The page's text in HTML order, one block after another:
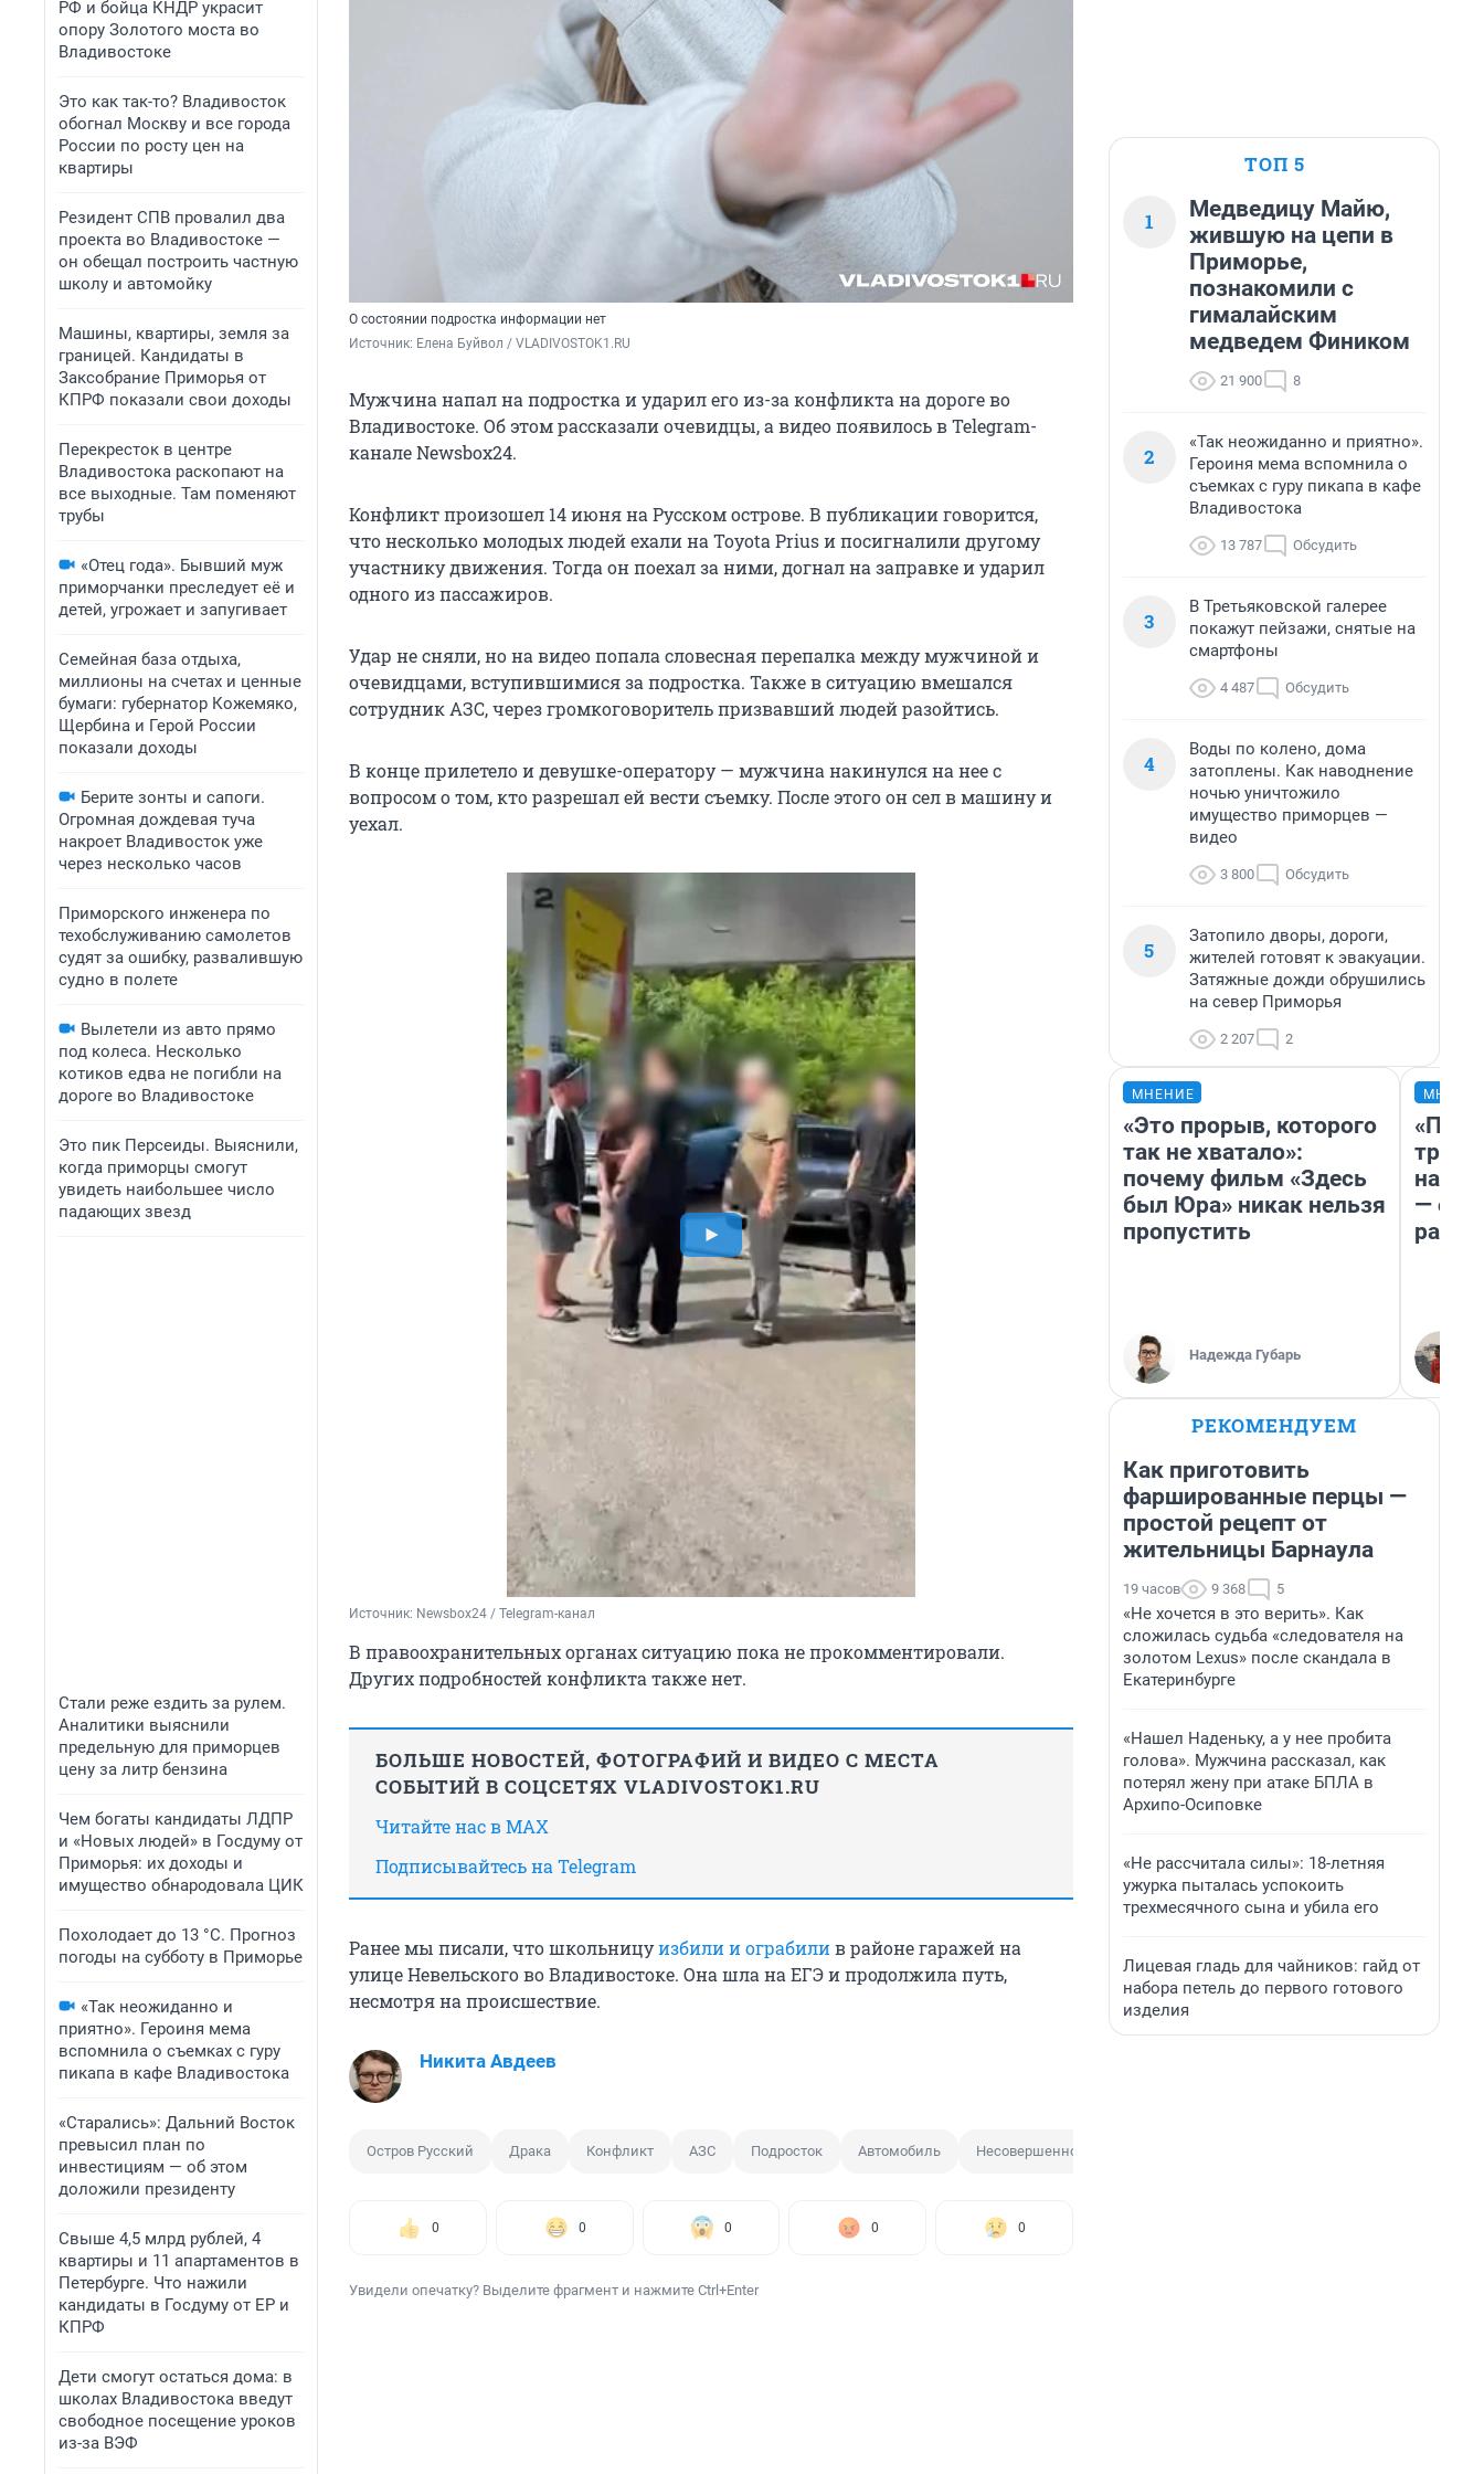
РФ и бойца КНДР украсит
опору Золотого моста во
Владивостоке
Это как так-то? Владивосток
обогнал Москву и все города
России по росту цен на
квартиры
Резидент СПВ провалил два
проекта во Владивостоке —
он обещал построить частную
школу и автомойку
Машины, квартиры, земля за
границей. Кандидаты в
Заксобрание Приморья от
КПРФ показали свои доходы
Перекресток в центре
Владивостока раскопают на
все выходные. Там поменяют
трубы
«Отец года». Бывший муж
приморчанки преследует её и
детей, угрожает и запугивает
Семейная база отдыха,
миллионы на счетах и ценные
бумаги: губернатор Кожемяко,
Щербина и Герой России
показали доходы
Берите зонты и сапоги.
Огромная дождевая туча
накроет Владивосток уже
через несколько часов
Приморского инженера по
техобслуживанию самолетов
судят за ошибку, развалившую
судно в полете
Вылетели из авто прямо
под колеса. Несколько
котиков едва не погибли на
дороге во Владивостоке
Это пик Персеиды. Выяснили,
когда приморцы смогут
увидеть наибольшее число
падающих звезд
Стали реже ездить за рулем.
Аналитики выяснили
предельную для приморцев
цену за литр бензина
Чем богаты кандидаты ЛДПР
и «Новых людей» в Госдуму от
Приморья: их доходы и
имущество обнародовала ЦИК
Похолодает до 13 °C. Прогноз
погоды на субботу в Приморье
«Так неожиданно и
приятно». Героиня мема
вспомнила о съемках с гуру
пикапа в кафе Владивостока
«Старались»: Дальний Восток
превысил план по
инвестициям — об этом
доложили президенту
Свыше 4,5 млрд рублей, 4
квартиры и 11 апартаментов в
Петербурге. Что нажили
кандидаты в Госдуму от ЕР и
КПРФ
Дети смогут остаться дома: в
школах Владивостока введут
свободное посещение уроков
из-за ВЭФ
О состоянии подростка информации нет
Источник: Елена Буйвол / VLADIVOSTOK1.RU
Мужчина напал на подростка и ударил его из-за конфликта на дороге во
Владивостоке. Об этом рассказали очевидцы, а видео появилось в Telegram-
канале Newsbox24.
Конфликт произошел 14 июня на Русском острове. В публикации говорится,
что несколько молодых людей ехали на Toyota Prius и посигналили другому
участнику движения. Тогда он поехал за ними, догнал на заправке и ударил
одного из пассажиров.
Удар не сняли, но на видео попала словесная перепалка между мужчиной и
очевидцами, вступившимися за подростка. Также в ситуацию вмешался
сотрудник АЗС, через громкоговоритель призвавший людей разойтись.
В конце прилетело и девушке-оператору — мужчина накинулся на нее с
вопросом о том, кто разрешал ей вести съемку. После этого он сел в машину и
уехал.
Источник: Newsbox24 / Telegram-канал
В правоохранительных органах ситуацию пока не прокомментировали.
Других подробностей конфликта также нет.
БОЛЬШЕ НОВОСТЕЙ, ФОТОГРАФИЙ И ВИДЕО С МЕСТА
СОБЫТИЙ В СОЦСЕТЯХ VLADIVOSTOK1.RU
Читайте нас в MAX
Подписывайтесь на Telegram
Ранее мы писали, что школьницуизбили и ограбилив районе гаражей на
улице Невельского во Владивостоке. Она шла на ЕГЭ и продолжила путь,
несмотря на происшествие.
Никита Авдеев
Остров Русский Драка Конфликт АЗС Подросток Автомобиль Несовершеннолетние
0 0 0 0 0
Увидели опечатку? Выделите фрагмент и нажмите Ctrl+Enter
ТОП 5
1
Медведицу Майю,
жившую на цепи в
Приморье,
познакомили с
гималайским
медведем Фиником
21 900 8
2
«Так неожиданно и приятно».
Героиня мема вспомнила о
съемках с гуру пикапа в кафе
Владивостока
13 787 Обсудить
3
В Третьяковской галерее
покажут пейзажи, снятые на
смартфоны
4 487 Обсудить
4
Воды по колено, дома
затоплены. Как наводнение
ночью уничтожило
имущество приморцев —
видео
3 800 Обсудить
5
Затопило дворы, дороги,
жителей готовят к эвакуации.
Затяжные дожди обрушились
на север Приморья
2 207 2
МНЕНИЕ
«Это прорыв, которого
так не хватало»:
почему фильм «Здесь
был Юра» никак нельзя
пропустить
Надежда Губарь
на
— об
РЕКОМЕНДУЕМ
Как приготовить
фаршированные перцы —
простой рецепт от
жительницы Барнаула
19 часов 9 368 5
«Не хочется в это верить». Как
сложилась судьба «следователя на
золотом Lexus» после скандала в
Екатеринбурге
«Нашел Наденьку, а у нее пробита
голова». Мужчина рассказал, как
потерял жену при атаке БПЛА в
Архипо-Осиповке
«Не рассчитала силы»: 18-летняя
ужурка пыталась успокоить
трехмесячного сына и убила его
Лицевая гладь для чайников: гайд от
набора петель до первого готового
изделия